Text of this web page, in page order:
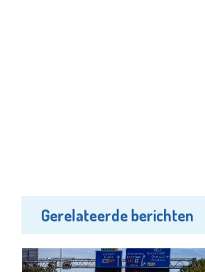
Gerelateerde berichten